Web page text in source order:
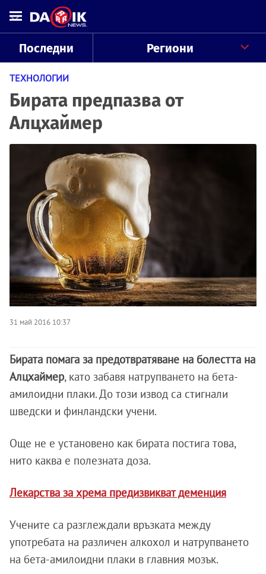
Последни Региони
ТЕХНОЛОГИИ
Бирата предпазва от
Алцхаймер
31 май 2016 10:37
Бирата помага за предотвратяване на болестта на
Алцхаймер, като забавя натрупването на бета-
амилоидни плаки. До този извод са стигнали
шведски и финландски учени.
Още не е установено как бирата постига това,
нито каква е полезната доза.
Лекарства за хрема предизвикват деменция
Учените са разглеждали връзката между
употребата на различен алкохол и натрупването
на бета-амилоидни плаки в главния мозък.